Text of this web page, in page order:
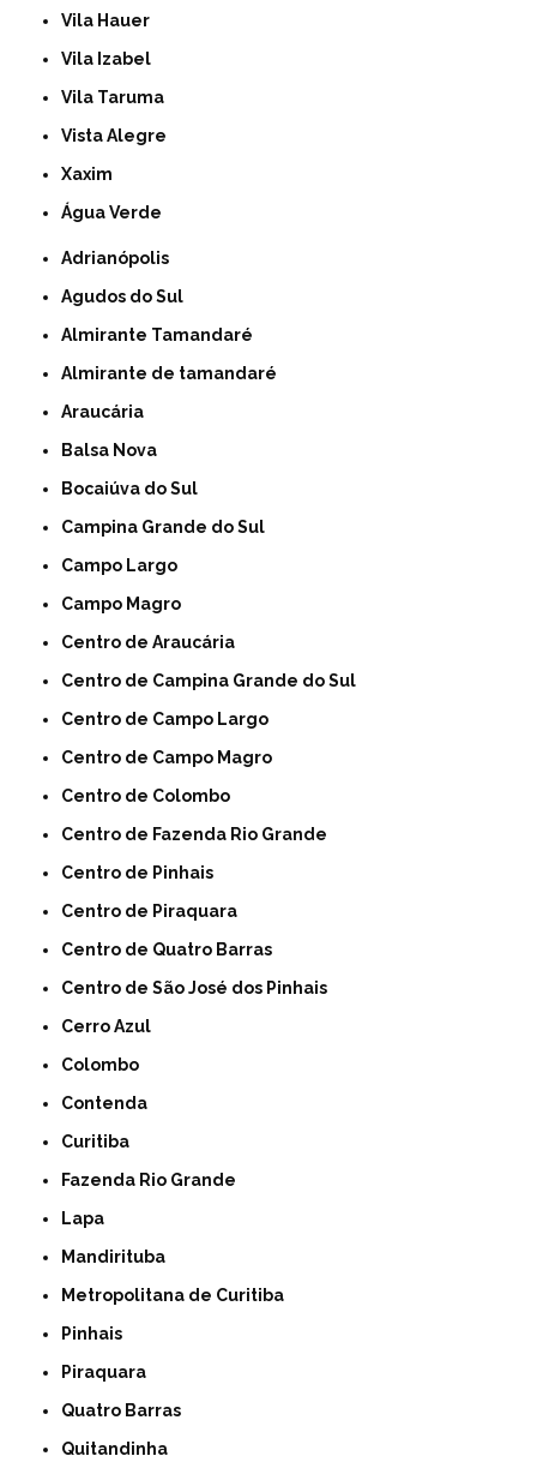
Vila Hauer
Vila Izabel
Vila Taruma
Vista Alegre
Xaxim
Água Verde
Adrianópolis
Agudos do Sul
Almirante Tamandaré
Almirante de tamandaré
Araucária
Balsa Nova
Bocaiúva do Sul
Campina Grande do Sul
Campo Largo
Campo Magro
Centro de Araucária
Centro de Campina Grande do Sul
Centro de Campo Largo
Centro de Campo Magro
Centro de Colombo
Centro de Fazenda Rio Grande
Centro de Pinhais
Centro de Piraquara
Centro de Quatro Barras
Centro de São José dos Pinhais
Cerro Azul
Colombo
Contenda
Curitiba
Fazenda Rio Grande
Lapa
Mandirituba
Metropolitana de Curitiba
Pinhais
Piraquara
Quatro Barras
Quitandinha